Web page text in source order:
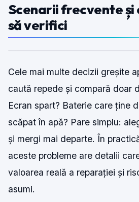
Scenarii frecvente și
să verifici
Cele mai multe decizii greșite
caută repede și compară doar
Ecran spart? Baterie care ține
scăpat în apă? Pare simplu:
și mergi mai departe. În
aceste probleme are detalii
valoarea reală a reparației și
asumi.